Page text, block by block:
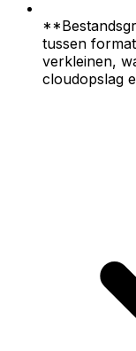
tussen
verkleinen,
cloudopslag